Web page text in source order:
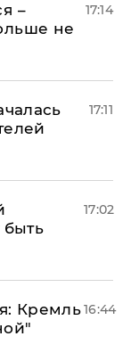
–
не
17:14
17:11
быть
17:02
Кремль16:44